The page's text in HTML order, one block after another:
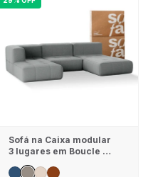
Sofá na Caixa modular
3 lugares em Boucle - 1
Braço com 2 Chaises -
Cinza